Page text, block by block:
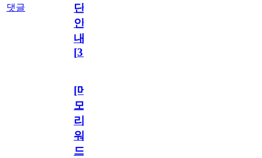
댓글
단
안
내
[31
[메
모
리
워
드